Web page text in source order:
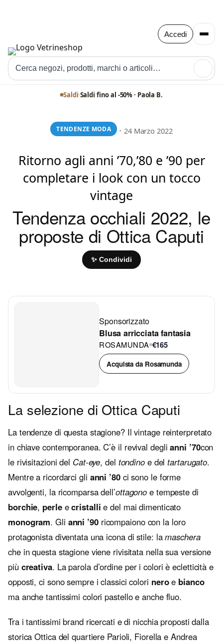
Accedi
Saldi·Saldi fino al -50% · Paola B.
TENDENZE MODA • 24 Marzo 2022
Ritorno agli anni ’70,’80 e ’90 per
completare i look con un tocco
vintage
Tendenza occhiali 2022, le
proposte di Ottica Caputi
✨ Condividi
Sponsorizzato
Blusa arricciata fantasia
ROSAMUNDA €165
Acquista da Rosamunda
La selezione di Ottica Caputi
La tendenze di questa stagione? Il vintage reinterpretato
in chiave contemporanea. C’è il revival deglianni ’70con
le rivisitazioni del Cat-eye, del tondinoe deltartarugato.
Mentre a ricordarci gli anni ’80ci sono le forme
avvolgenti, la ricomparsa dell’ottagono e tempeste di
borchie, perleecristalli e del mai dimenticato
monogram. Gli anni ’90ricompaiono con la loro
protagonista diventata una icona di stile: lamaschera
che in questa stagione viene rivisitata nella sua versione
più creativa. La parola d’ordine per i colori è ecletticità e
opposti, ci sono sempre i classici colori neroe bianco
ma anche tantissimi colori pastello e anche fluo.
Tra i tantissimi brand ricercati e di nicchia proposti dalla
storica Ottica del quartiere Parioli, Fiorella e Andrea